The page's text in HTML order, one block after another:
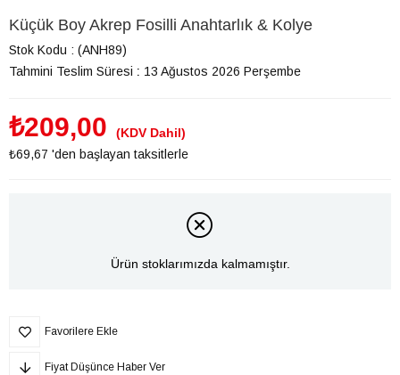
Küçük Boy Akrep Fosilli Anahtarlık & Kolye
Stok Kodu
(ANH89)
Tahmini Teslim Süresi : 13 Ağustos 2026 Perşembe
₺209,00
(KDV Dahil)
₺69,67 'den başlayan taksitlerle
Ürün stoklarımızda kalmamıştır.
Favorilere Ekle
Fiyat Düşünce Haber Ver